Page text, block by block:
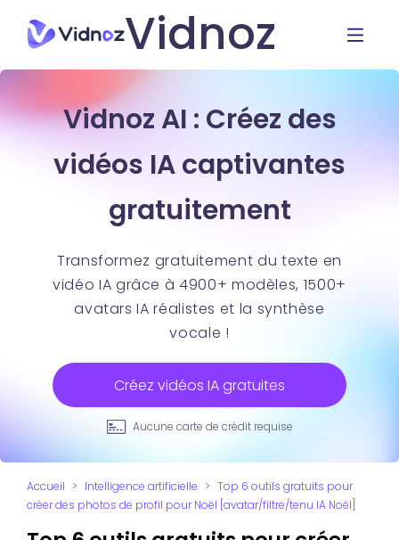
Vidnoz
Vidnoz AI : Créez des
vidéos IA captivantes
gratuitement
Transformez gratuitement du texte en
vidéo IA grâce à 4900+ modèles, 1500+
avatars IA réalistes et la synthèse
vocale !
Créez vidéos IA gratuites
Aucune carte de crédit requise
Accueil > Intelligence artificielle > Top 6 outils gratuits pour
créer des photos de profil pour Noël [avatar/filtre/tenu IA Noël]